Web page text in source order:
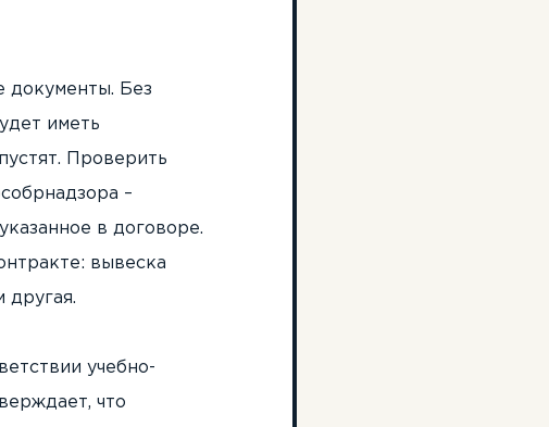
документы. Без
иметь
Проверить
–
в договоре.
вывеска
другая.
учебно-
что